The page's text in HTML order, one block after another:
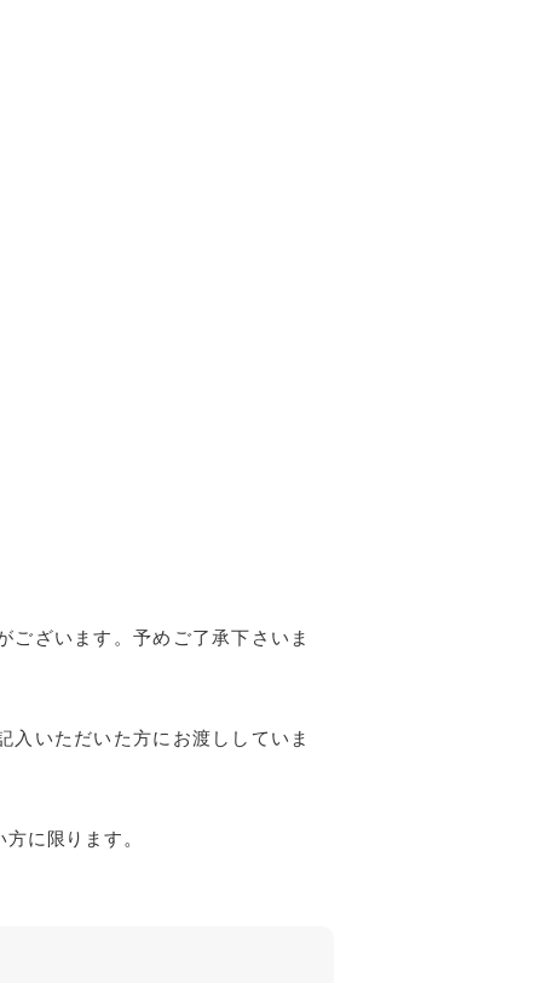
ざいます。予めご了承下さいま
いただいた方にお渡ししていま
に限ります 。